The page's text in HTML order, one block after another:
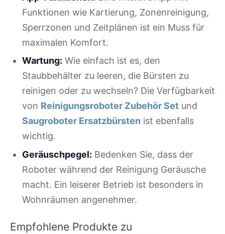
Funktionen wie Kartierung, Zonenreinigung,
Sperrzonen und Zeitplänen ist ein Muss für
maximalen Komfort.
Wartung: Wie einfach ist es, den
Staubbehälter zu leeren, die Bürsten zu
reinigen oder zu wechseln? Die Verfügbarkeit
von Reinigungsroboter Zubehör Set und
Saugroboter Ersatzbürsten ist ebenfalls
wichtig.
Geräuschpegel: Bedenken Sie, dass der
Roboter während der Reinigung Geräusche
macht. Ein leiserer Betrieb ist besonders in
Wohnräumen angenehmer.
Empfohlene Produkte zu